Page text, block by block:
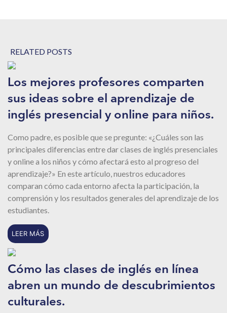
RELATED POSTS
Los mejores profesores comparten
sus ideas sobre el aprendizaje de
inglés presencial y online para niños.
Como padre, es posible que se pregunte: «¿Cuáles son las
principales diferencias entre dar clases de inglés presenciales
y online a los niños y cómo afectará esto al progreso del
aprendizaje?» En este artículo, nuestros educadores
comparan cómo cada entorno afecta la participación, la
comprensión y los resultados generales del aprendizaje de los
estudiantes.
LEER MÁS
Cómo las clases de inglés en línea
abren un mundo de descubrimientos
culturales.